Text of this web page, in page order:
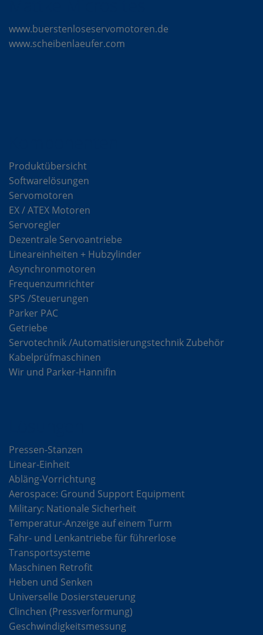
www.buerstenloseservomotoren.de
www.scheibenlaeufer.com
Produktübersicht
Softwarelösungen
Servomotoren
EX / ATEX Motoren
Servoregler
Dezentrale Servoantriebe
Lineareinheiten + Hubzylinder
Asynchronmotoren
Frequenzumrichter
SPS /Steuerungen
Parker PAC
Getriebe
Servotechnik /Automatisierungstechnik Zubehör
Kabelprüfmaschinen
Wir und Parker-Hannifin
Pressen-Stanzen
Linear-Einheit
Abläng-Vorrichtung
Aerospace: Ground Support Equipment
Military: Nationale Sicherheit
Temperatur-Anzeige auf einem Turm
Fahr- und Lenkantriebe für führerlose
Transportsysteme
Maschinen Retrofit
Heben und Senken
Universelle Dosiersteuerung
Clinchen (Pressverformung)
Geschwindigkeitsmessung